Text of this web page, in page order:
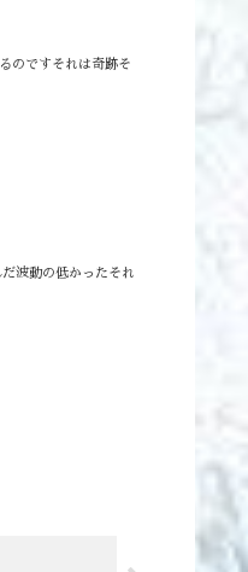
のです⁡⁡それは奇跡そ
波動の低かったそれ